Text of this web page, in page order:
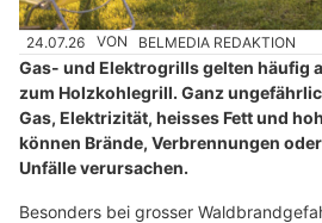
24.07.26 VON BELMEDIA REDAKTION
Gas- und Elektrogrills gelten häufig
zum Holzkohlegrill. Ganz
Gas, Elektrizität, heisses Fett und
können Brände, Verbrennungen
Unfälle verursachen.
Besonders bei grosser